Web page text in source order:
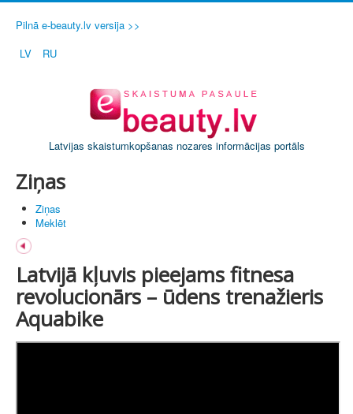
Pilnā e-beauty.lv versija >>
LV
RU
Latvijas skaistumkopšanas nozares informācijas portāls
Ziņas
Ziņas
Meklēt
Latvijā kļuvis pieejams fitnesa
revolucionārs – ūdens trenažieris
Aquabike